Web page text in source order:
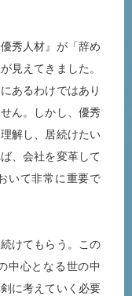
秀人材』が「辞め
見えてきました。
あるわけではあり
ん。しかし、優秀
解し、居続けたい
、会社を変革して
いて非常に重要で
けてもらう。この
中心となる世の中
に考えていく必要